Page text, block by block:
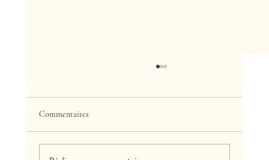
Commentaires